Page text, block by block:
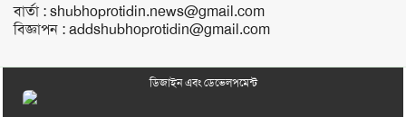
বার্তা :shubhoprotidin.news@gmail.com
বিজ্ঞাপন :addshubhoprotidin@gmail.com
ডিজাইন এবং ডেভেলপমেন্ট